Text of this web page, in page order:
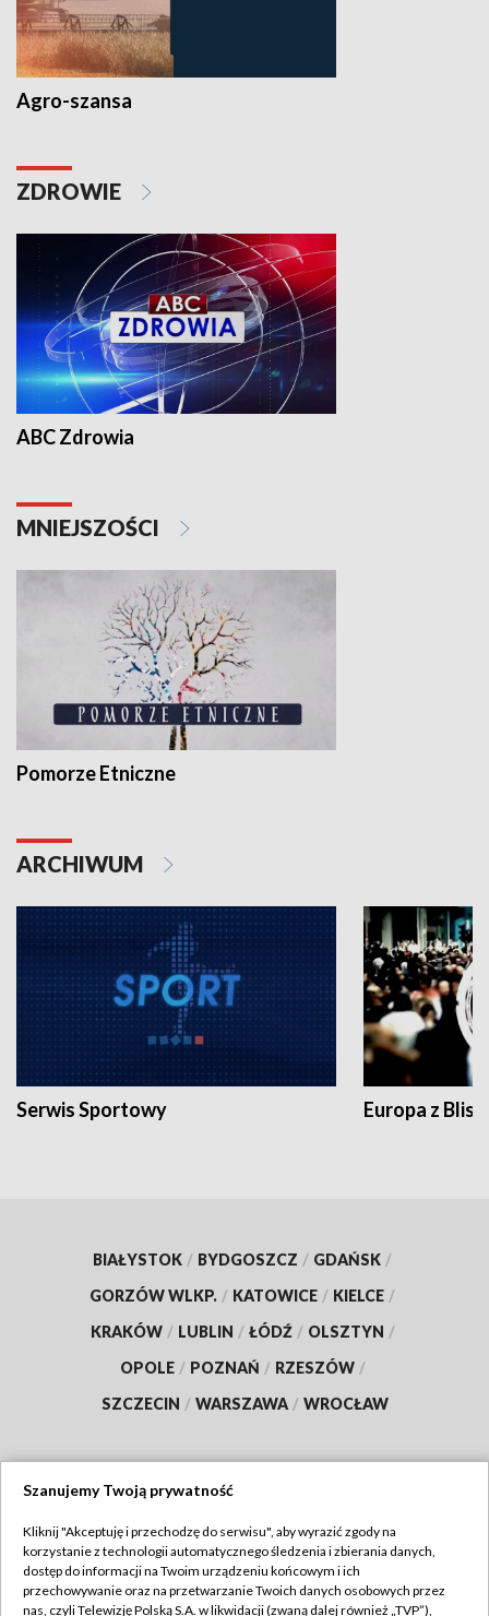
Agro-szansa
ZDROWIE
ABC Zdrowia
MNIEJSZOŚCI
Pomorze Etniczne
ARCHIWUM
Serwis Sportowy Europa z
BIAŁYSTOK / BYDGOSZCZ / GDAŃSK /
GORZÓW WLKP. / KATOWICE / KIELCE /
KRAKÓW / LUBLIN / ŁÓDŹ / OLSZTYN /
OPOLE / POZNAŃ / RZESZÓW /
SZCZECIN / WARSZAWA / WROCŁAW
TVP
Abonament TVP
Regulamin TVP
Szanujemy Twoją prywatność
Kliknij "Akceptuję i przechodzę do serwisu", aby wyrazić zgody na
korzystanie z technologii automatycznego śledzenia i zbierania danych,
dostęp do informacji na Twoim urządzeniu końcowym i ich
przechowywanie oraz na przetwarzanie Twoich danych osobowych przez
nas, czyli Telewizję Polską S.A. w likwidacji (zwaną dalej również „TVP”),